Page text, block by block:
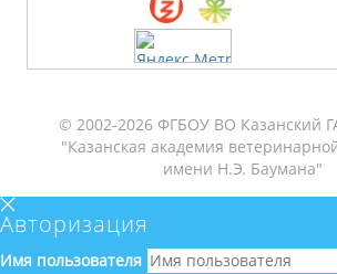
© 2002-2026 ФГБОУ ВО Казанский
"Казанская академия
имени Н.Э. Баумана"
Авторизация
Имя пользователя